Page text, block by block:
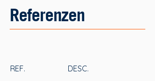
Referenzen
REF. DESC.